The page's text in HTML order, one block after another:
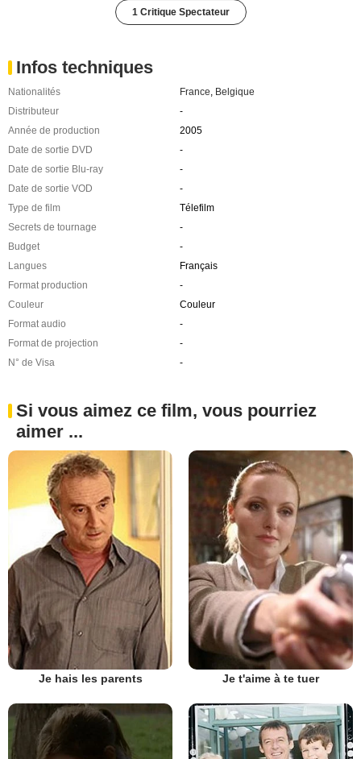
1 Critique Spectateur
Infos techniques
Nationalités France, Belgique
Distributeur
-
Année de production
2005
Date de sortie DVD
-
Date de sortie Blu-ray
-
Date de sortie VOD
-
Type de film
Télefilm
Secrets de tournage
-
Budget
-
Langues
Français
Format production
-
Couleur
Couleur
Format audio
-
Format de projection
-
N° de Visa
-
Si vous aimez ce film, vous pourriez
aimer ...
Je hais les parents Je t'aime à te tuer